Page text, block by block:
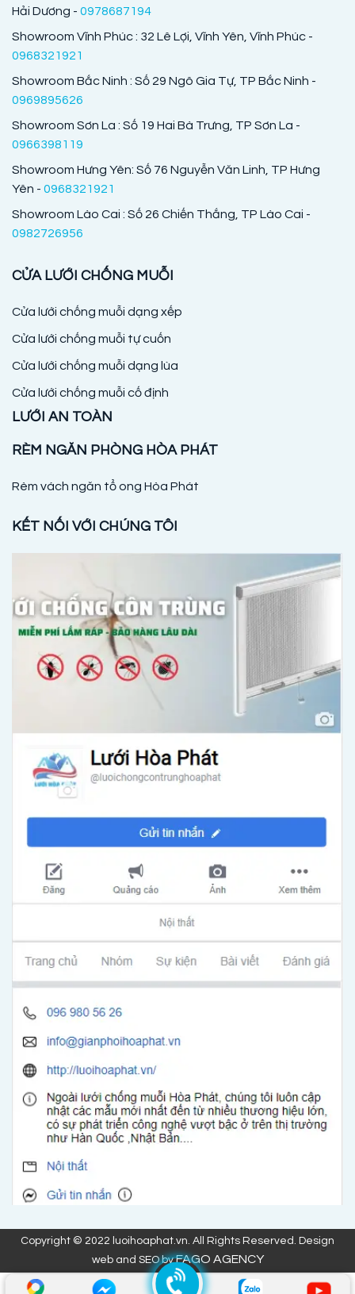
Hải Dương - 0978687194
Showroom Vĩnh Phúc : 32 Lê Lợi, Vĩnh Yên, Vĩnh Phúc -
0968321921
Showroom Bắc Ninh : Số 29 Ngô Gia Tự, TP Bắc Ninh -
0969895626
Showroom Sơn La : Số 19 Hai Bà Trưng, TP Sơn La -
0966398119
Showroom Hưng Yên: Số 76 Nguyễn Văn Linh, TP Hưng
Yên - 0968321921
Showroom Lào Cai : Số 26 Chiến Thắng, TP Lào Cai -
0982726956
CỬA LƯỚI CHỐNG MUỖI
Cửa lưới chống muỗi dạng xếp
Cửa lưới chống muỗi tự cuốn
Cửa lưới chống muỗi dạng lùa
Cửa lưới chống muỗi cố định
LƯỚI AN TOÀN
RÈM NGĂN PHÒNG HÒA PHÁT
Rèm vách ngăn tổ ong Hòa Phát
KẾT NỐI VỚI CHÚNG TÔI
Copyright © 2022 luoihoaphat.vn. All Rights Reserved. Design
web and SEO byFAGO AGENCY